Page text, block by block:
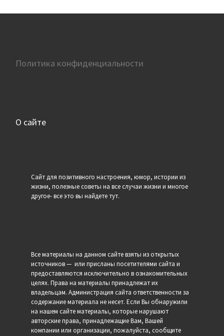
Политика конфиденциальности
О сайте
Сайт для позитивного настроения, юмор, истории из
жизни, полезные советы на все случаи жизни и многое
другое- все это вы найдете тут.
Все материалы на данном сайте взяты из открытых
источников — или присланы посетителями сайта и
предоставляются исключительно в ознакомительных
целях. Права на материалы принадлежат их
владельцам. Администрация сайта ответственности за
содержание материала не несет. Если Вы обнаружили
на нашем сайте материалы, которые нарушают
авторские права, принадлежащие Вам, Вашей
компании или организации, пожалуйста, сообщите